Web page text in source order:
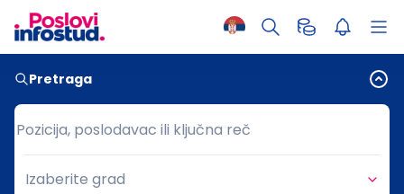
Pretraga
Pozicija, poslodavac ili ključna reč
Pozicija, poslodavac ili ključna reč
Grad
Izaberite grad